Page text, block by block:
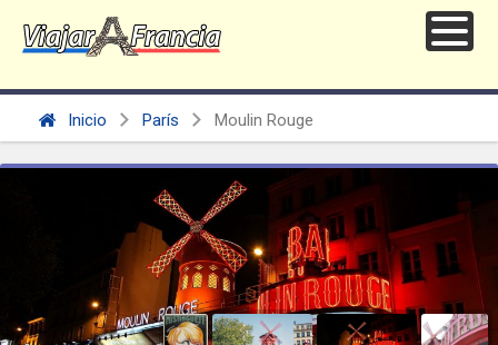
Inicio París Moulin Rouge